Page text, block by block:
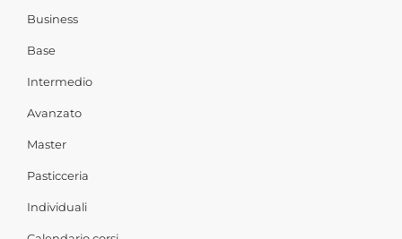
Business
Base
Intermedio
Avanzato
Master
Pasticceria
Individuali